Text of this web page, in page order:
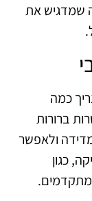
שמדגיש את
כמה
ברורות
ולאפשר
כגון
מתקדמים.